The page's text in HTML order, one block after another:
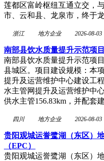
莲都区富岭枢纽互通立交，
市、云和县、龙泉市，终于
浙江 地方企业 2026-08-03
南部县饮水质量提升示范项
南部县饮水质量提升示范项
县城区。项目建设规模：本
提升及运营维护中心建设工
水主管网提升及运营维护中
供水主管156.83km，并配套
四川 地方企业 2026-08-03
贵阳观城运誉鹭湖（东区）
（EPC）
贵阳观城运誉鹭湖（东区）